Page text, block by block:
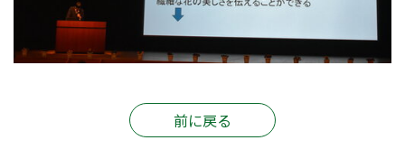
前に戻る